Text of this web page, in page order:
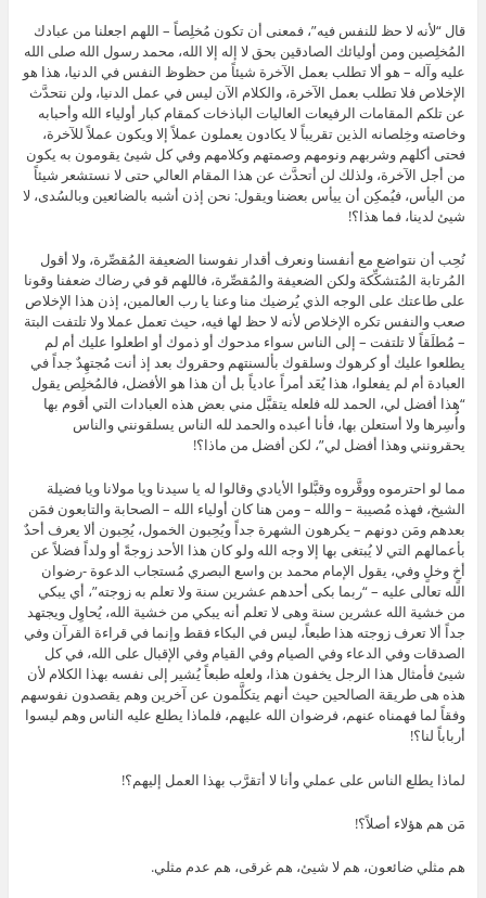
قال “لأنه لا حظ للنفس فيه”، فمعنى أن تكون مُخلِصاً – اللهم اجعلنا من عبادك
المُخلِصين ومن أوليائك الصادقين بحق لا إله إلا الله، محمد رسول الله صلى الله
عليه وآله – هو ألا تطلب بعمل الآخرة شيئاً من حظوظ النفس في الدنيا، هذا هو
الإخلاص فلا تطلب بعمل الآخرة، والكلام الآن ليس في عمل الدنيا، ولن نتحدَّث
عن تلكم المقامات الرفيعات العاليات الباذخات كمقام كبار أولياء الله وأحبابه
وخاصته وخِلصانه الذين تقريباً لا يكادون يعملون عملاً إلا ويكون عملاً للآخرة،
فحتى أكلهم وشربهم ونومهم وصمتهم وكلامهم وفي كل شيئ يقومون به يكون
من أجل الآخرة، ولذلك لن أتحدَّث عن هذا المقام العالي حتى لا نستشعر شيئاً
من اليأس، فيُمكِن أن ييأس بعضنا ويقول: نحن إذن أشبه بالضائعين وبالسُدى، لا
شيئ لدينا، فما هذا؟!
نُحِب أن نتواضع مع أنفسنا ونعرف أقدار نفوسنا الضعيفة المُقصِّرة، ولا أقول
المُرتابة المُتشكِّكة ولكن الضعيفة والمُقصِّرة، فاللهم قو في رضاك ضعفنا وقونا
على طاعتك على الوجه الذي يُرضيك منا وعنا يا رب العالمين، إذن هذا الإخلاص
صعب والنفس تكره الإخلاص لأنه لا حظ لها فيه، حيث تعمل عملا ولا تلتفت البتة
– مُطلَقاً لا تلتفت – إلى الناس سواء مدحوك أو ذموك أو اطعلوا عليك أم لم
يطلعوا عليك أو كرهوك وسلقوك بألسنتهم وحقروك بعد إذ أنت مُجتهِدٌ جداً في
العبادة أم لم يفعلوا، هذا يُعَد أمراً عادياً بل أن هذا هو الأفضل، فالمُخلِص يقول
“هذا أفضل لي، الحمد لله فلعله يتقبَّل مني بعض هذه العبادات التي أقوم بها
وأُسِرها ولا أستعلن بها، فأنا أعبده والحمد لله الناس يسلقونني والناس
يحقرونني وهذا أفضل لي”، لكن أفضل من ماذا؟!
مما لو احترموه ووقَّروه وقبَّلوا الأيادي وقالوا له يا سيدنا ويا مولانا ويا فضيلة
الشيخ، فهذه مُصيبة – والله – ومن هنا كان أولياء الله – الصحابة والتابعون فمَن
بعدهم ومَن دونهم – يكرهون الشهرة جداً ويُحِبون الخمول، يُحِبون ألا يعرف أحدٌ
بأعمالهم التي لا يُبتغى بها إلا وجه الله ولو كان هذا الأحد زوجةً أو ولداً فضلاً عن
أخٍ وخلٍ وفي، يقول الإمام محمد بن واسع البصري مُستجاب الدعوة -رضوان
الله تعالى عليه – “ربما بكى أحدهم عشرين سنة ولا تعلم به زوجته”، أي يبكي
من خشية الله عشرين سنة وهى لا تعلم أنه يبكي من خشية الله، يُحاوِل ويجتهد
جداً ألا تعرف زوجته هذا طبعاً، ليس في البكاء فقط وإنما في قراءة القرآن وفي
الصدقات وفي الدعاء وفي الصيام وفي القيام وفي الإقبال على الله، في كل
شيئ فأمثال هذا الرجل يخفون هذا، ولعله طبعاً يُشير إلى نفسه بهذا الكلام لأن
هذه هى طريقة الصالحين حيث أنهم يتكلَّمون عن آخرين وهم يقصدون نفوسهم
وفقاً لما فهمناه عنهم، فرضوان الله عليهم، فلماذا يطلع عليه الناس وهم ليسوا
أرباباً لنا؟!
لماذا يطلع الناس على عملي وأنا لا أتقرَّب بهذا العمل إليهم؟!
مَن هم هؤلاء أصلاً؟!
هم مثلي ضائعون، هم لا شيئ، هم غرقى، هم عدم مثلي.